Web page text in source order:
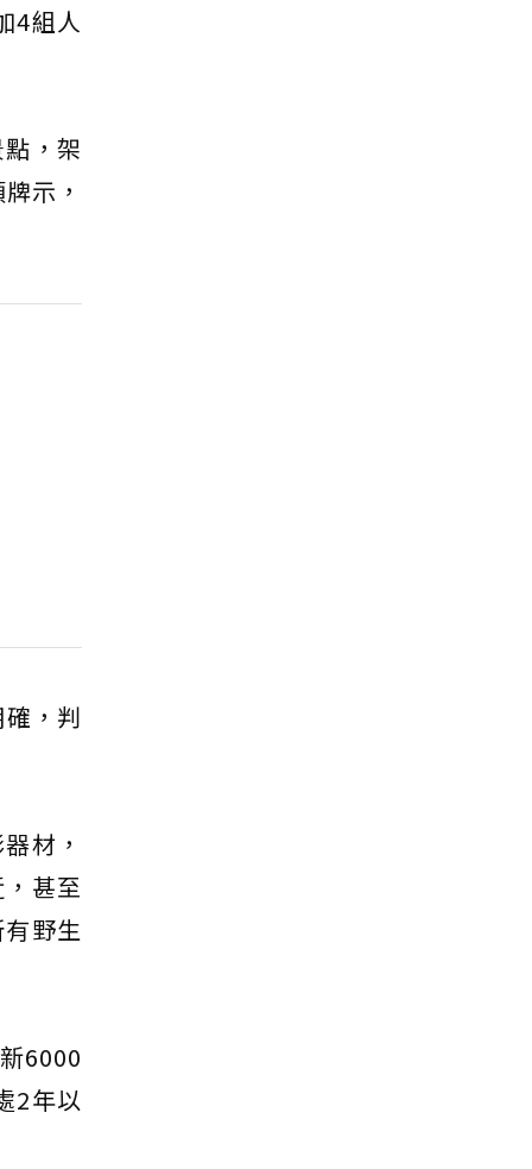
4組人
，架
示，
，判
材，
甚至
野生
6000
2年以